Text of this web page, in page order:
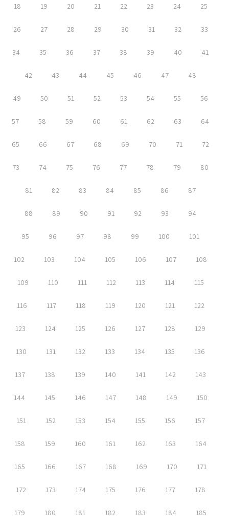
18 19 20 21 22 23 24 25
26 27 28 29 30 31 32 33
34 35 36 37 38 39 40 41
42 43 44 45 46 47 48
49 50 51 52 53 54 55 56
57 58 59 60 61 62 63 64
65 66 67 68 69 70 71 72
73 74 75 76 77 78 79 80
81 82 83 84 85 86 87
88 89 90 91 92 93 94
95 96 97 98 99 100 101
102 103 104 105 106 107 108
109 110 111 112 113 114 115
116 117 118 119 120 121 122
123 124 125 126 127 128 129
130 131 132 133 134 135 136
137 138 139 140 141 142 143
144 145 146 147 148 149 150
151 152 153 154 155 156 157
158 159 160 161 162 163 164
165 166 167 168 169 170 171
172 173 174 175 176 177 178
179 180 181 182 183 184 185